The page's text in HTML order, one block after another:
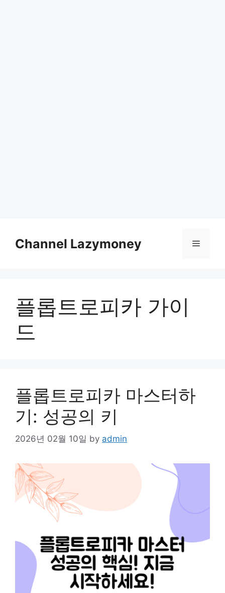
contentChannel Lazymoney Menu
플롭트로피카 가이
드
플롭트로피카 마스터하
기: 성공의 키
2026년 02월 10일 by admin